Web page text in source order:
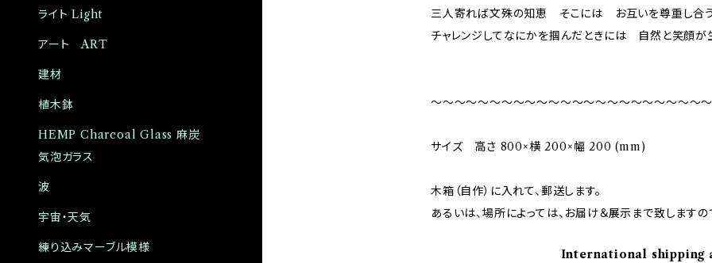
三人寄れば文殊の知恵 そこには お互いを尊重し合
チャレンジしてなにかを掴んだときには 自然と笑顔が
〜〜〜〜〜〜〜〜〜〜〜〜〜〜〜〜〜〜〜〜〜〜〜
サイズ 高さ 800×横 200×幅 200 (mm)
木箱（自作）に入れて、郵送します。
あるいは、場所によっては、お届け＆展示まで致しますので
International shipping
ライト Light
アート ART
建材
植木鉢
HEMP Charcoal Glass 麻炭
気泡ガラス
波
宇宙・天気
練り込みマーブル模様